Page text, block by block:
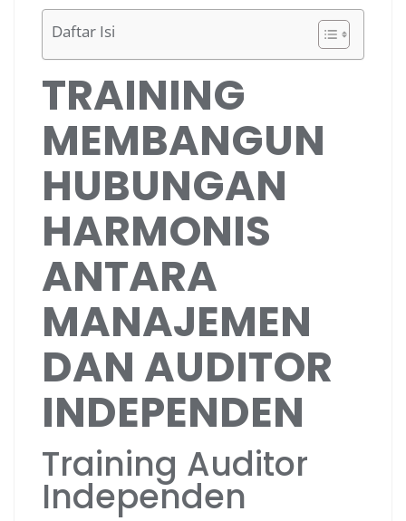
Daftar Isi
TRAINING
MEMBANGUN
HUBUNGAN
HARMONIS
ANTARA
MANAJEMEN
DAN AUDITOR
INDEPENDEN
Training Auditor
Independen